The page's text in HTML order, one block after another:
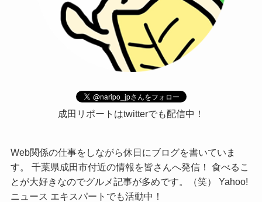
成田リポートはtwitterでも配信中！
Web関係の仕事をしながら休日にブログを書いていま
す。 千葉県成田市付近の情報を皆さんへ発信！ 食べるこ
とが大好きなのでグルメ記事が多めです。（笑） Yahoo!
ニュース エキスパートでも活動中！